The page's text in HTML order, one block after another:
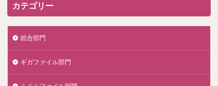
カテゴリー
総合部門
ギガファイル部門